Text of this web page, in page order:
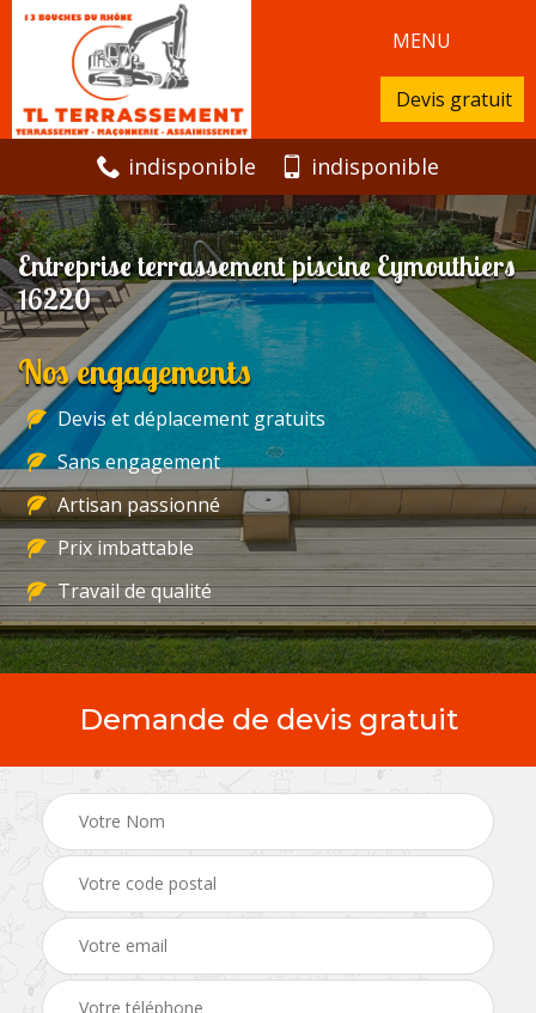
MENU
Devis gratuit
indisponible indisponible
Entreprise terrassement piscine Eymouthiers
16220
Nos engagements
Devis et déplacement gratuits
Sans engagement
Artisan passionné
Prix imbattable
Travail de qualité
Demande de devis gratuit